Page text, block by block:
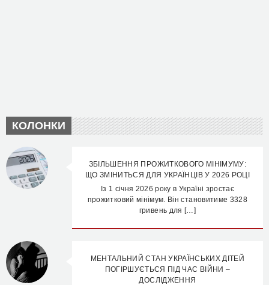
КОЛОНКИ
ЗБІЛЬШЕННЯ ПРОЖИТКОВОГО МІНІМУМУ:
ЩО ЗМІНИТЬСЯ ДЛЯ УКРАЇНЦІВ У 2026 РОЦІ
Із 1 січня 2026 року в Україні зростає
прожитковий мінімум. Він становитиме 3328
гривень для […]
МЕНТАЛЬНИЙ СТАН УКРАЇНСЬКИХ ДІТЕЙ
ПОГІРШУЄТЬСЯ ПІД ЧАС ВІЙНИ –
ДОСЛІДЖЕННЯ